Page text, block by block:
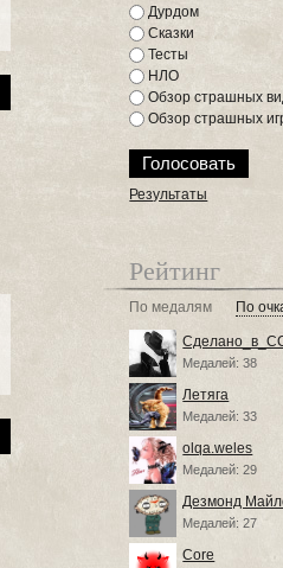
Дурдом
Сказки
Тесты
НЛО
Обзор страшных
Обзор страшных
Результаты
Рейтинг
По медалям По
Медалей: 38
Летяга
Медалей: 33
olqa.weles
Медалей: 29
Дезмонд
Медалей: 27
Core